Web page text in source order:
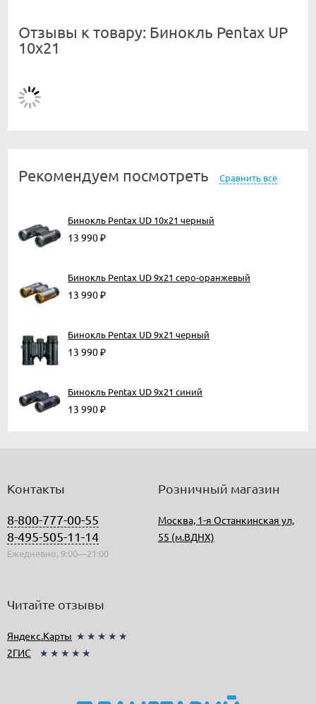
Отзывы к товару: Бинокль Pentax UP
10x21
Рекомендуем посмотреть Сравнить все
Бинокль Pentax UD 10x21 черный
13 990₽
Бинокль Pentax UD 9x21 серо-оранжевый
13 990₽
Бинокль Pentax UD 9x21 черный
13 990₽
Бинокль Pentax UD 9x21 синий
13 990₽
Контакты
8-800-777-00-55
8-495-505-11-14
Ежедневно, 9:00—21:00
Розничный магазин
Москва, 1-я Останкинская ул,
55 (м.ВДНХ)
Читайте отзывы
Яндекс.Карты ★★★★★
2ГИС
★★★★★